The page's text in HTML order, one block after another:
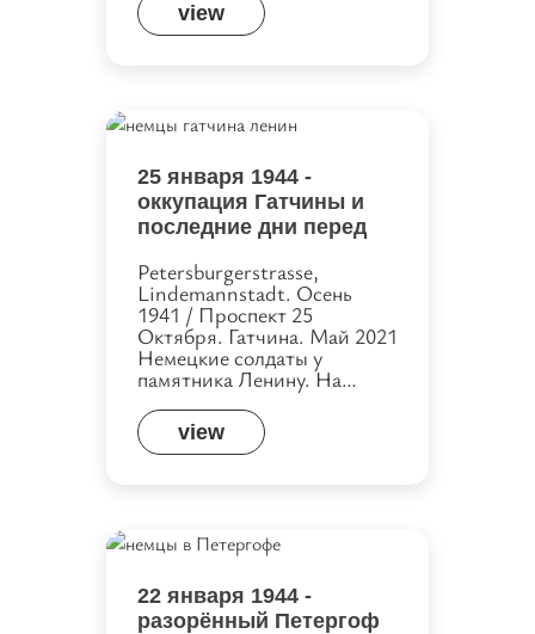
view
25 января 1944 -
оккупация Гатчины и
последние дни перед
Petersburgerstrasse,
Lindemannstadt. Осень
1941 / Проспект 25
Октября. Гатчина. Май 2021
Немецкие солдаты у
памятника Ленину. На…
view
22 января 1944 -
разорённый Петергоф